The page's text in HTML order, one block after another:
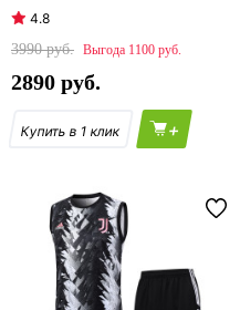
4.8
3990
1100
2890
+